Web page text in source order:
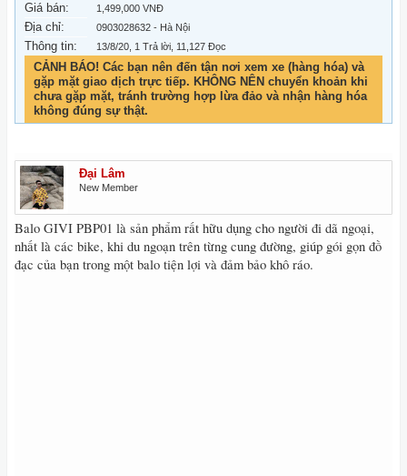
Giá bán: 1,499,000 VNĐ
Địa chỉ: 0903028632 - Hà Nội
Thông tin: 13/8/20 , 1 Trả lời, 11,127 Đọc
CẢNH BÁO! Các bạn nên đến tận nơi xem xe (hàng hóa) và
gặp mặt giao dịch trực tiếp. KHÔNG NÊN chuyển khoản khi
chưa gặp mặt, tránh trường hợp lừa đảo và nhận hàng hóa
không đúng sự thật.
Đại Lâm
New Member
Balo GIVI PBP01 là sản phẩm rất hữu dụng cho người đi dã ngoại,
nhất là các bike, khi du ngoạn trên từng cung đường, giúp gói gọn đồ
đạc của bạn trong một balo tiện lợi và đảm bảo khô ráo.